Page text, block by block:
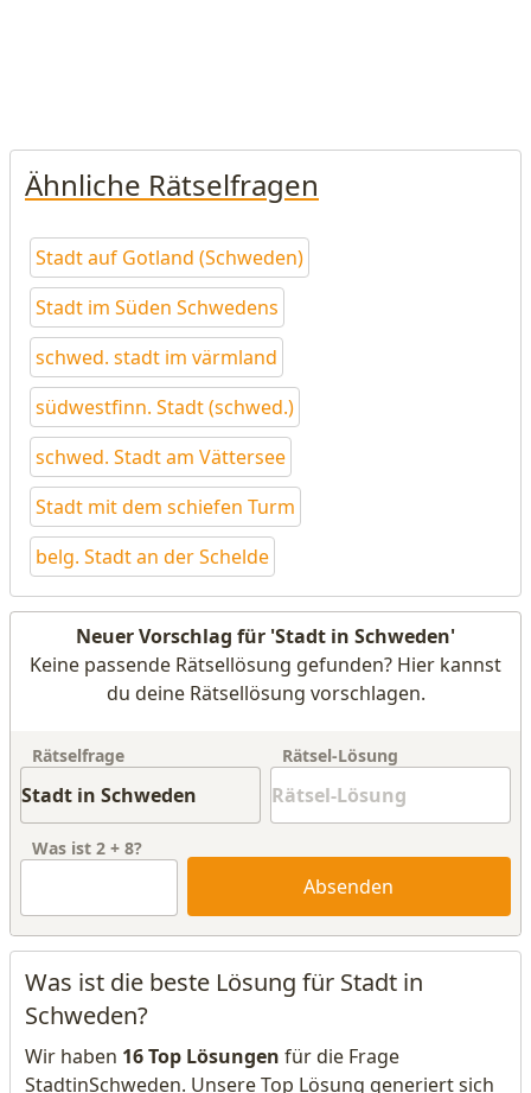
Ähnliche Rätselfragen
Stadt auf Gotland (Schweden)
Stadt im Süden Schwedens
schwed. stadt im värmland
südwestfinn. Stadt (schwed.)
schwed. Stadt am Vättersee
Stadt mit dem schiefen Turm
belg. Stadt an der Schelde
Neuer Vorschlag für 'Stadt in Schweden'
Keine passende Rätsellösung gefunden? Hier kannst
du deine Rätsellösung vorschlagen.
Rätselfrage Rätsel-Lösung
Was ist 2 + 8?
Absenden
Was ist die beste Lösung für Stadt in
Schweden?
Wir haben 16 Top Lösungen für die Frage
StadtinSchweden. Unsere Top Lösung generiert sich